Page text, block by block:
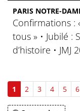
PARIS NOTRE-
Confirmations :
tous » • Jubilé :
d’histoire • JMJ
1 2 3 4 5 6